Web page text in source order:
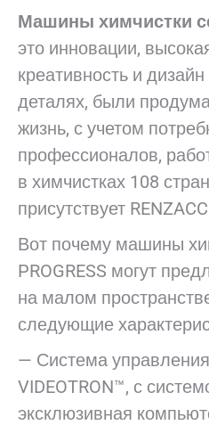
Машины химчистки
это инновации,
креативность и
деталях, были
жизнь, с учетом
профессионалов,
в химчистках 108
присутствует
Вот почему машины
PROGRESS могут
на малом
следующие
— Система
VIDEOTRON™, с
эксклюзивная